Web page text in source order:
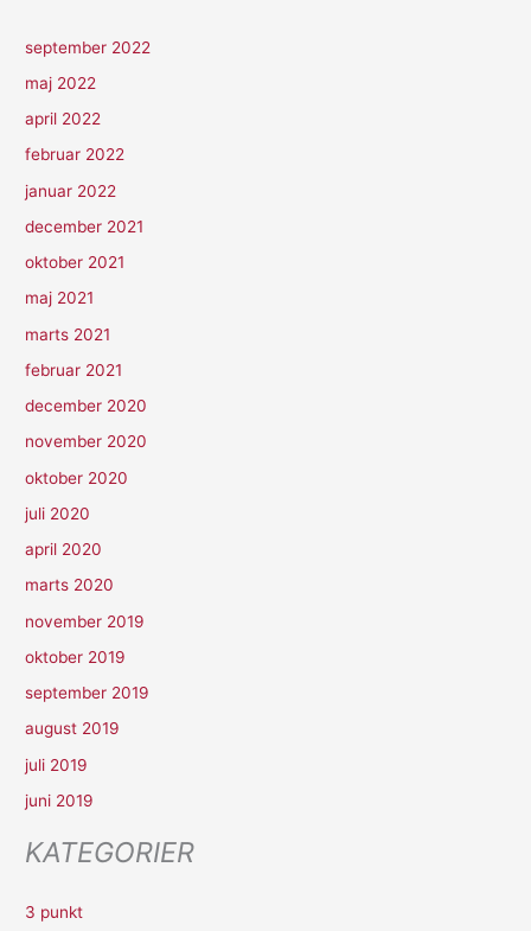
september 2022
maj 2022
april 2022
februar 2022
januar 2022
december 2021
oktober 2021
maj 2021
marts 2021
februar 2021
december 2020
november 2020
oktober 2020
juli 2020
april 2020
marts 2020
november 2019
oktober 2019
september 2019
august 2019
juli 2019
juni 2019
KATEGORIER
3 punkt